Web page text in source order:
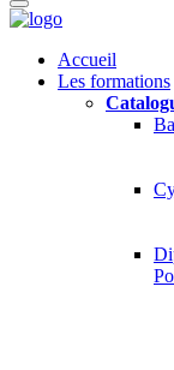
Accueil
Les formations